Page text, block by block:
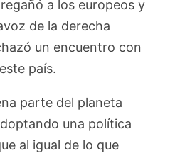
a los europeos y
de la derecha
un encuentro con
país.
parte del planeta
una política
al igual de lo que